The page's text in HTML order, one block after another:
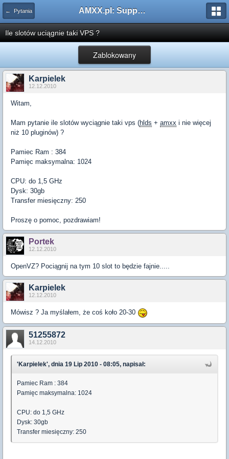
← Pytania AMXX.pl: Support AMX Mod X i SourceMod
Ile slotów uciągnie taki VPS ?
Zablokowany
Karpielek
12.12.2010
Witam,
Mam pytanie ile slotów wyciągnie taki vps (hlds + amxx i nie więcej
niż 10 pluginów) ?
Pamiec Ram : 384
Pamięc maksymalna: 1024
CPU: do 1,5 GHz
Dysk: 30gb
Transfer miesięczny: 250
Proszę o pomoc, pozdrawiam!
Portek
12.12.2010
OpenVZ? Pociągnij na tym 10 slot to będzie fajnie.....
Karpielek
12.12.2010
Mówisz ? Ja myślałem, że coś koło 20-30
51255872
14.12.2010
'Karpielek', dnia 19 Lip 2010 - 08:05, napisał:
Pamiec Ram : 384
Pamięc maksymalna: 1024
CPU: do 1,5 GHz
Dysk: 30gb
Transfer miesięczny: 250